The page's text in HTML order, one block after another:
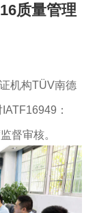
质量管理
机构TÜV南德
：
督审核。